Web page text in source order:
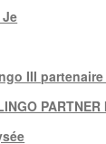
Je
III partenaire
PARTNER